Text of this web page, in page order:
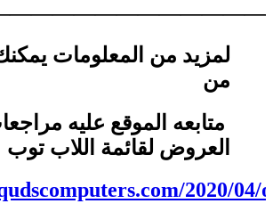
لمزيد من المعلومات يمكنك
من
متابعه الموقع عليه
العروض لقائمة اللاب توب
2020/